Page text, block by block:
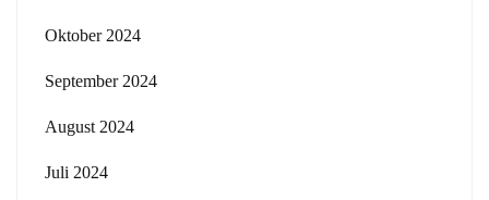
Oktober 2024
September 2024
August 2024
Juli 2024